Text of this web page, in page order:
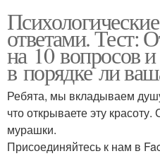
ответами. Тест:
на 10 вопросов
в порядке ли
Ребята, мы вкладываем
что открываете эту
мурашки.
Присоединяйтесь к нам в